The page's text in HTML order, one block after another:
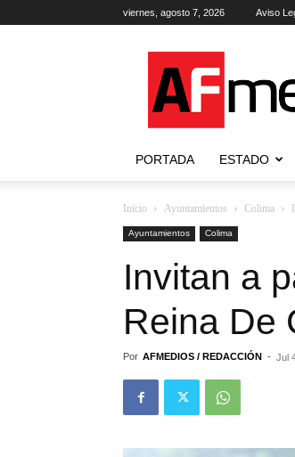
viernes, agosto 7, 2026 Aviso
de
PORTADA ESTADO
Inicio Ayuntamientos Colima
Ayuntamientos Colima
Invitan a
Reina De
Por AFMEDIOS / REDACCIÓN - Jul